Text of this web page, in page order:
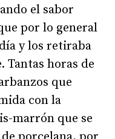
el sabor
por lo general
y los retiraba
Tantas horas de
que
con la
marrón que se